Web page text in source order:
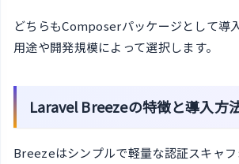
どちらもComposerパッケージとして導
用途や開発規模によって選択します。
Laravel Breezeの特徴と導入方
Breezeはシンプルで軽量な認証スキャ